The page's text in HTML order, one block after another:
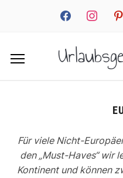
facebookinstagram
Für viele Nicht-
den „Must-Haves“ wir
Kontinent und können